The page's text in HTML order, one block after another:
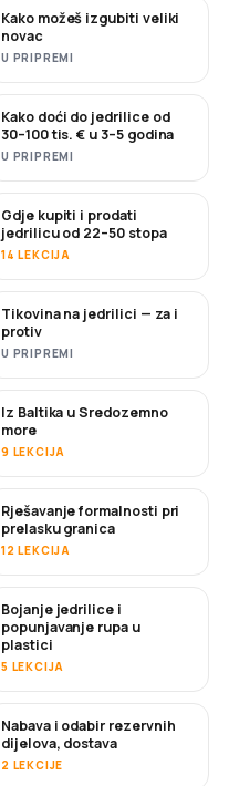
USKORO
Kako možeš izgubiti veliki
novac
U PRIPREMI
NOVO
Kako doći do jedrilice od
30–100 tis. € u 3–5 godina
U PRIPREMI
USKORO
Gdje kupiti i prodati
jedrilicu od 22–50 stopa
14 LEKCIJA
USKORO
Tikovina na jedrilici — za i
protiv
U PRIPREMI
USKORO
Iz Baltika u Sredozemno
more
9 LEKCIJA
Rješavanje formalnosti pri
prelasku granica
12 LEKCIJA
USKORO
Bojanje jedrilice i
popunjavanje rupa u
plastici
5 LEKCIJA
USKORO
Nabava i odabir rezervnih
dijelova, dostava
2 LEKCIJE